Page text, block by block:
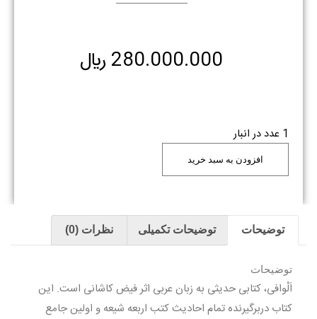
280.000.000 ﷼
1 عدد در انبار
افزودن به سبد خرید
توضیحات توضیحات تکمیلی نظرات (0)
توضیحات
اَلْوافی، کتابی حدیثی به زبان عربی اثر فیض کاشانی است. این
کتاب دربرگیرنده تمام احادیث کتب اربعه شیعه و اولین جامع